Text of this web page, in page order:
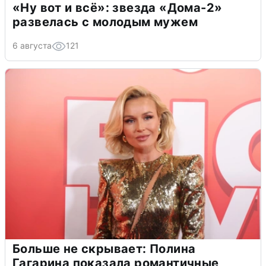
«Ну вот и всё»: звезда «Дома-2»
развелась с молодым мужем
6 августа 121
Больше не скрывает: Полина